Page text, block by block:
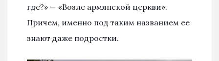
где?» — «Возле армянской церкви».
Причем, именно под таким названием ее
знают даже подростки.